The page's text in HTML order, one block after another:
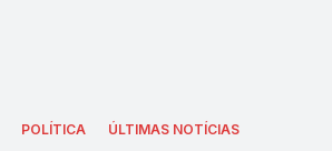
POLÍTICA ÚLTIMAS NOTÍCIAS